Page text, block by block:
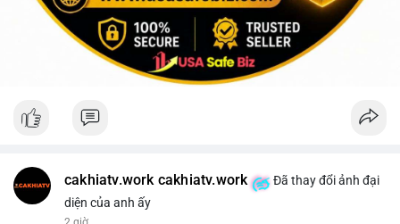
cakhiatv.work cakhiatv.work
Đã thay đổi ảnh đại
diện của anh ấy